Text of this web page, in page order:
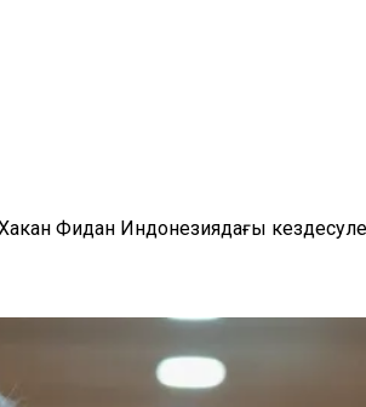
Фидан Индонезиядағы